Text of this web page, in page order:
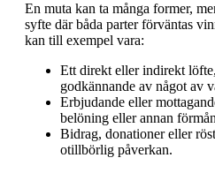
En muta kan ta många former,
syfte där båda parter förväntas
kan till exempel vara:
Ett direkt eller indirekt
godkännande av något av
Erbjudande eller
belöning eller annan
Bidrag, donationer eller
otillbörlig påverkan.